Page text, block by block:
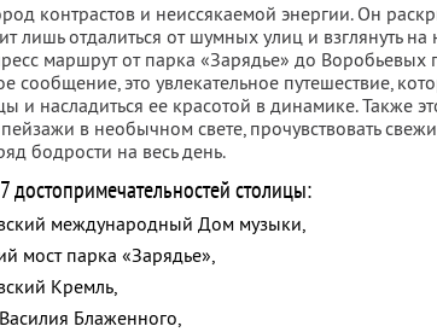
контрастов и неиссякаемой энергии. Он
лишь отдалиться от шумных улиц и взглянуть
маршрут от парка «Зарядье» до Воробьевых
сообщение, это увлекательное путешествие,
и насладиться ее красотой в динамике. Также
в необычном свете, прочувствовать
бодрости на весь день.
достопримечательностей столицы:
международный Дом музыки,
мост парка «Зарядье»,
Кремль,
Блаженного,